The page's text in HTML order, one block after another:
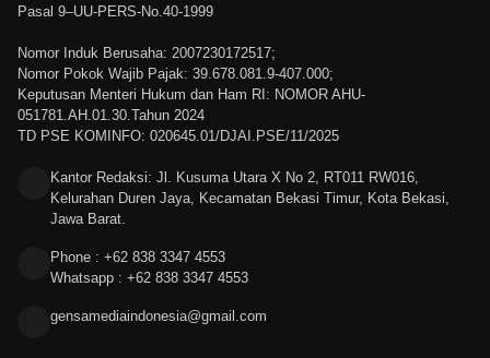
Pasal 9–UU-PERS-No.40-1999
Nomor Induk Berusaha: 2007230172517;
Nomor Pokok Wajib Pajak: 39.678.081.9-407.000;
Keputusan Menteri Hukum dan Ham RI: NOMOR AHU-
051781.AH.01.30.Tahun 2024
TD PSE KOMINFO: 020645.01/DJAI.PSE/11/2025
Kantor Redaksi: Jl. Kusuma Utara X No 2, RT011 RW016,
Kelurahan Duren Jaya, Kecamatan Bekasi Timur, Kota Bekasi,
Jawa Barat.
Phone : +62 838 3347 4553
Whatsapp : +62 838 3347 4553
gensamediaindonesia@gmail.com